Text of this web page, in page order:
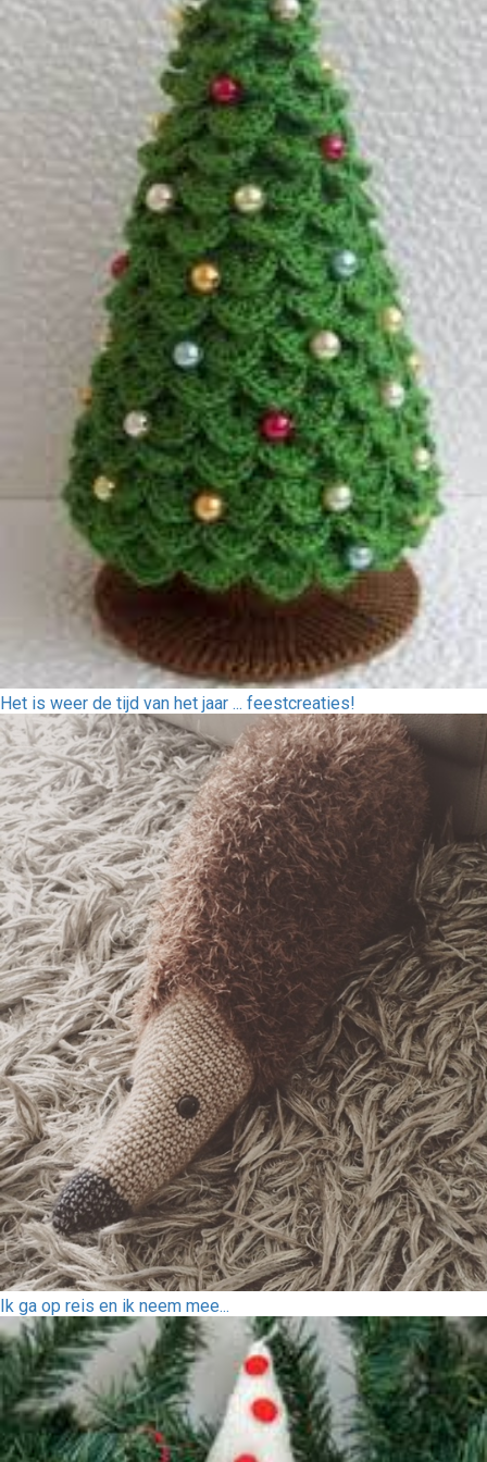
Het is weer de tijd van het jaar ... feestcreaties!
Ik ga op reis en ik neem mee...